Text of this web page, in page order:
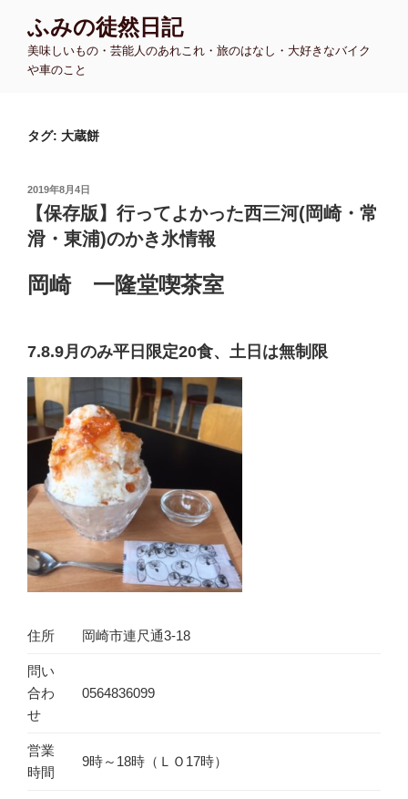
ふみの徒然日記
美味しいもの・芸能人のあれこれ・旅のはなし・大好きなバイク
や車のこと
タグ: 大蔵餅
投
稿
日:
2019年8月4日
【保存版】行ってよかった西三河(岡崎・常
滑・東浦)のかき氷情報
岡崎 一隆堂喫茶室
7.8.9月のみ平日限定20食、土日は無制限
住所 岡崎市連尺通3-18
問い
合わ
せ
0564836099
営業
時間
9時～18時（ＬＯ17時）